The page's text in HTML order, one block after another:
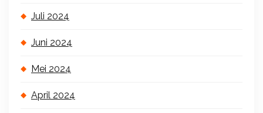
Juli 2024
Juni 2024
Mei 2024
April 2024